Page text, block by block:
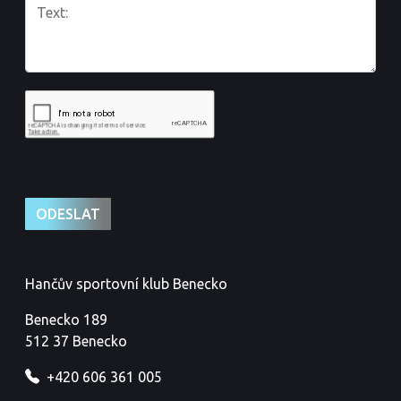
Hančův sportovní klub Benecko
Benecko 189
512 37 Benecko
+420 606 361 005